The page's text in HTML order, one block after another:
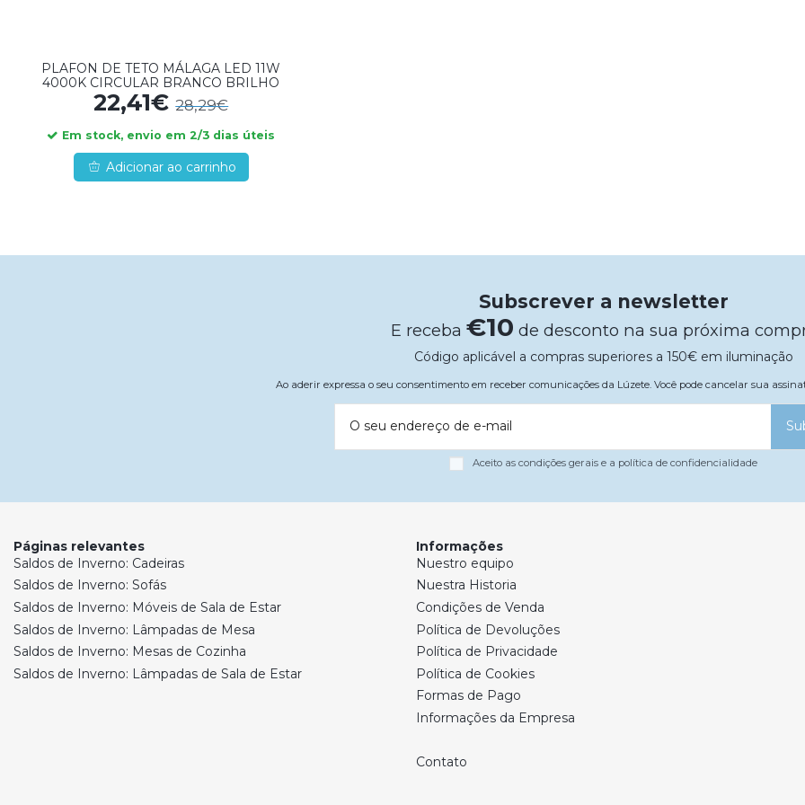
PLAFON DE TETO MÁLAGA LED 11W
4000K CIRCULAR BRANCO BRILHO
22,41€28,29€
Em stock, envio em 2/3 dias úteis
Adicionar ao carrinho
Subscrever a newsletter
E receba €10 de desconto na sua próxima
Código aplicável a compras superiores a 150€ em iluminação
Ao aderir expressa o seu consentimento em receber comunicações da Lúzete. Você pode cancelar sua
O seu endereço de e-mail
Aceito as condições gerais e a política de confidencialidade
Páginas relevantes
Saldos de Inverno: Cadeiras
Saldos de Inverno: Sofás
Saldos de Inverno: Móveis de Sala de Estar
Saldos de Inverno: Lâmpadas de Mesa
Saldos de Inverno: Mesas de Cozinha
Saldos de Inverno: Lâmpadas de Sala de Estar
Informações
Nuestro equipo
Nuestra Historia
Condições de Venda
Política de Devoluções
Política de Privacidade
Política de Cookies
Formas de Pago
Informações da Empresa
Contato